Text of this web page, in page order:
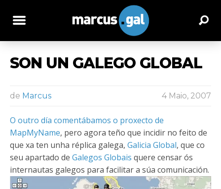
SON UN GALEGO GLOBAL
de Marcus 4 Maio, 2007
O outro día comentábamos o proxecto de
MapMyName, pero agora teño que incidir no feito de
que xa ten unha réplica galega, Galicia Global, que co
seu apartado de Galegos Globais quere censar ós
internautas galegos para facilitar a súa comunicación.